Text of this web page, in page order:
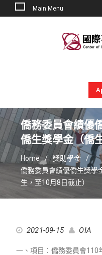
Main Menu
僑務委員會績優
僑生獎學金（僑
Home
獎助學金
僑務委員會績優僑生獎學
生，至10月8日截止）
2021-09-15 OIA
一、項目：僑務委員會110